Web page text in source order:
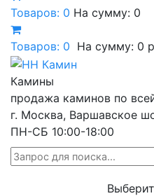
Товаров: 0 На сумму: 0
Товаров: 0 На сумму: 0
Камины
продажа каминов по
г. Москва, Варшавское
ПН-СБ 10:00-18:00